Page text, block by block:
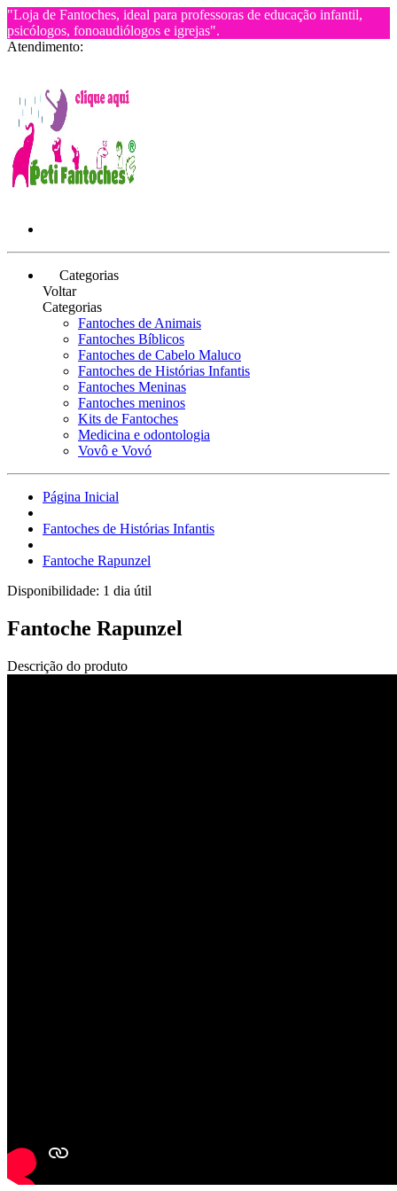
"Loja de Fantoches, ideal para professoras de educação infantil,
psicólogos, fonoaudiólogos e igrejas".
Atendimento:
Categorias
Voltar
Categorias
Fantoches de Animais
Fantoches Bíblicos
Fantoches de Cabelo Maluco
Fantoches de Histórias Infantis
Fantoches Meninas
Fantoches meninos
Kits de Fantoches
Medicina e odontologia
Vovô e Vovó
Página Inicial
Fantoches de Histórias Infantis
Fantoche Rapunzel
Disponibilidade: 1 dia útil
Fantoche Rapunzel
Descrição do produto